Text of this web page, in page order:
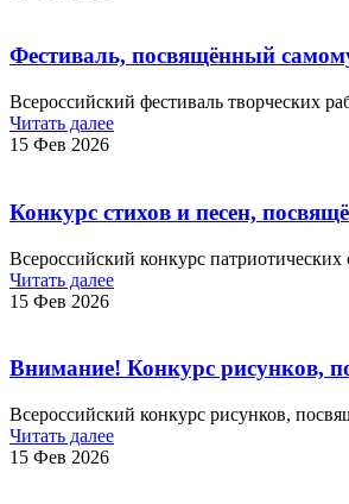
Фестиваль, посвящённый
Всероссийский фестиваль творческих
Читать далее
15 Фев 2026
Конкурс стихов и песен,
Всероссийский конкурс
Читать далее
15 Фев 2026
Внимание! Конкурс рисунков,
Всероссийский конкурс рисунков,
Читать далее
15 Фев 2026